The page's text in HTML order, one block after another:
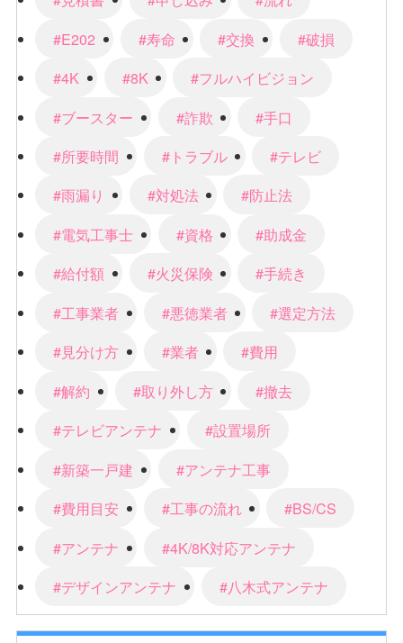
#E202
#寿命 #交換
#破損
#4K
#8K
#フルハイビジョン
#ブースター
#詐欺
#手口
#所要時間
#トラブル
#テレビ
#雨漏り
#対処法
#防止法
#電気工事士
#資格
#助成金
#給付額
#火災保険
#手続き
#工事業者
#悪徳業者
#選定方法
#見分け方
#業者
#費用
#解約
#取り外し方
#撤去
#テレビアンテナ
#設置場所
#新築一戸建
#アンテナ工事
#費用目安
#工事の流れ
#BS/CS
#アンテナ
#4K/8K対応アンテナ
#デザインアンテナ
#八木式アンテナ